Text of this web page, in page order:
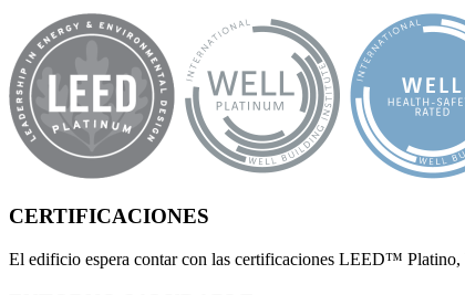
CERTIFICACIONES
El edificio espera contar con las certificaciones LEED™